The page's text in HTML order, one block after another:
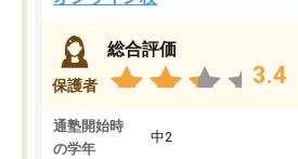
保護者
総合評価
3.4
通塾開始時
の学年
中2